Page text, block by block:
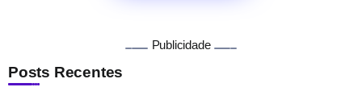
Publicidade
Posts Recentes